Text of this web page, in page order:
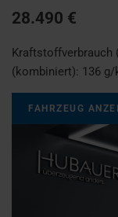
28.490 €
Kraftstoffverbrauch
(kombiniert): 136 g/
FAHRZEUG